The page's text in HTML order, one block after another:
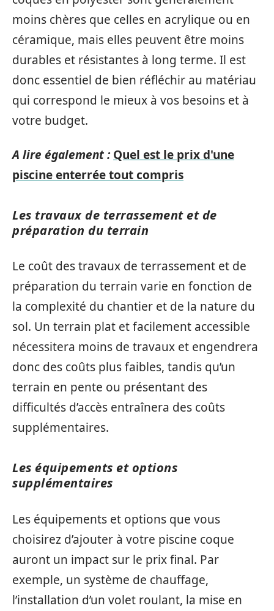
moins chères que celles en acrylique ou en
céramique, mais elles peuvent être moins
durables et résistantes à long terme. Il est
donc essentiel de bien réfléchir au matériau
qui correspond le mieux à vos besoins et à
votre budget.
A lire également : Quel est le prix d'une
piscine enterrée tout compris
Les travaux de terrassement et de
préparation du terrain
Le coût des travaux de terrassement et de
préparation du terrain varie en fonction de
la complexité du chantier et de la nature du
sol. Un terrain plat et facilement accessible
nécessitera moins de travaux et engendrera
donc des coûts plus faibles, tandis qu’un
terrain en pente ou présentant des
difficultés d’accès entraînera des coûts
supplémentaires.
Les équipements et options
supplémentaires
Les équipements et options que vous
choisirez d’ajouter à votre piscine coque
auront un impact sur le prix final. Par
exemple, un système de chauffage,
l’installation d’un volet roulant, la mise en